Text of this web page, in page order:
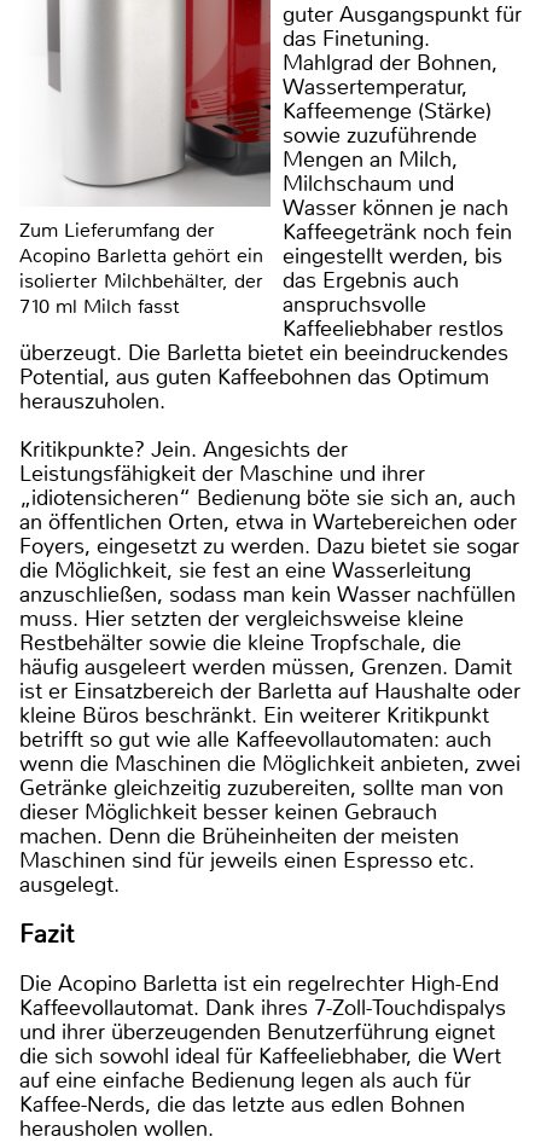
Zum Lieferumfang der
Acopino Barletta gehört ein
isolierter Milchbehälter, der
710 ml Milch fasst
guter Ausgangspunkt für
das Finetuning.
Mahlgrad der Bohnen,
Wassertemperatur,
Kaffeemenge (Stärke)
sowie zuzuführende
Mengen an Milch,
Milchschaum und
Wasser können je nach
Kaffeegetränk noch fein
eingestellt werden, bis
das Ergebnis auch
anspruchsvolle
Kaffeeliebhaber restlos
überzeugt. Die Barletta bietet ein beeindruckendes
Potential, aus guten Kaffeebohnen das Optimum
herauszuholen.
Kritikpunkte? Jein. Angesichts der
Leistungsfähigkeit der Maschine und ihrer
„idiotensicheren“ Bedienung böte sie sich an, auch
an öffentlichen Orten, etwa in Wartebereichen oder
Foyers, eingesetzt zu werden. Dazu bietet sie sogar
die Möglichkeit, sie fest an eine Wasserleitung
anzuschließen, sodass man kein Wasser nachfüllen
muss. Hier setzten der vergleichsweise kleine
Restbehälter sowie die kleine Tropfschale, die
häufig ausgeleert werden müssen, Grenzen. Damit
ist er Einsatzbereich der Barletta auf Haushalte oder
kleine Büros beschränkt. Ein weiterer Kritikpunkt
betrifft so gut wie alle Kaffeevollautomaten: auch
wenn die Maschinen die Möglichkeit anbieten, zwei
Getränke gleichzeitig zuzubereiten, sollte man von
dieser Möglichkeit besser keinen Gebrauch
machen. Denn die Brüheinheiten der meisten
Maschinen sind für jeweils einen Espresso etc.
ausgelegt.
Fazit
Die Acopino Barletta ist ein regelrechter High-End
Kaffeevollautomat. Dank ihres 7-Zoll-Touchdispalys
und ihrer überzeugenden Benutzerführung eignet
die sich sowohl ideal für Kaffeeliebhaber, die Wert
auf eine einfache Bedienung legen als auch für
Kaffee-Nerds, die das letzte aus edlen Bohnen
herausholen wollen.